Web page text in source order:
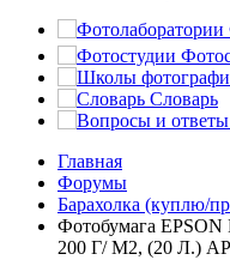
Словарь
Главная
Форумы
Барахолка (куплю/
Фотобумага
200 Г/ М2, (20 Л.)